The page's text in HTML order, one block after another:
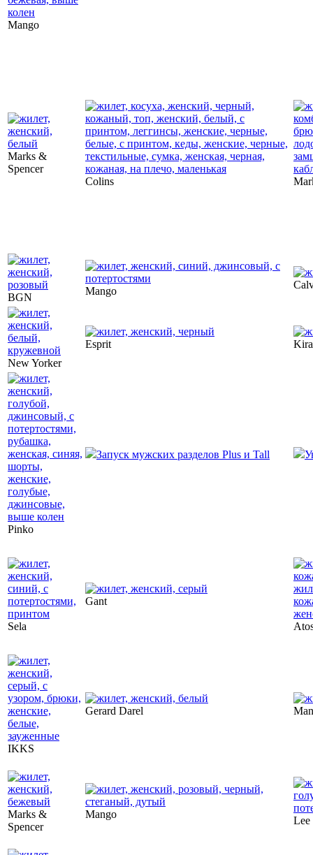
Mango
Marks &
Spencer
Colins
BGN
Mango
New Yorker
Esprit
Pinko
Запуск мужских разделов Plus и Tall
Sela
Gant
IKKS
Gerard Darel
Marks &
Spencer
Mango
Lee